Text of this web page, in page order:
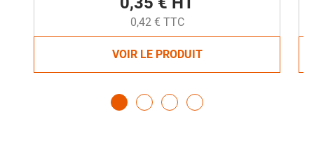
0,42 € TTC
VOIR LE PRODUIT